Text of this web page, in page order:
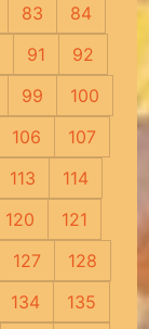
83
84
91
92
99
100
106
107
113
114
120
121
127
128
134
135